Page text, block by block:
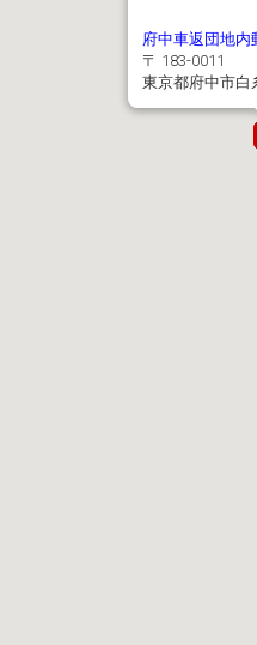
府中車返団地内
〒 183-0011
東京都府中市白